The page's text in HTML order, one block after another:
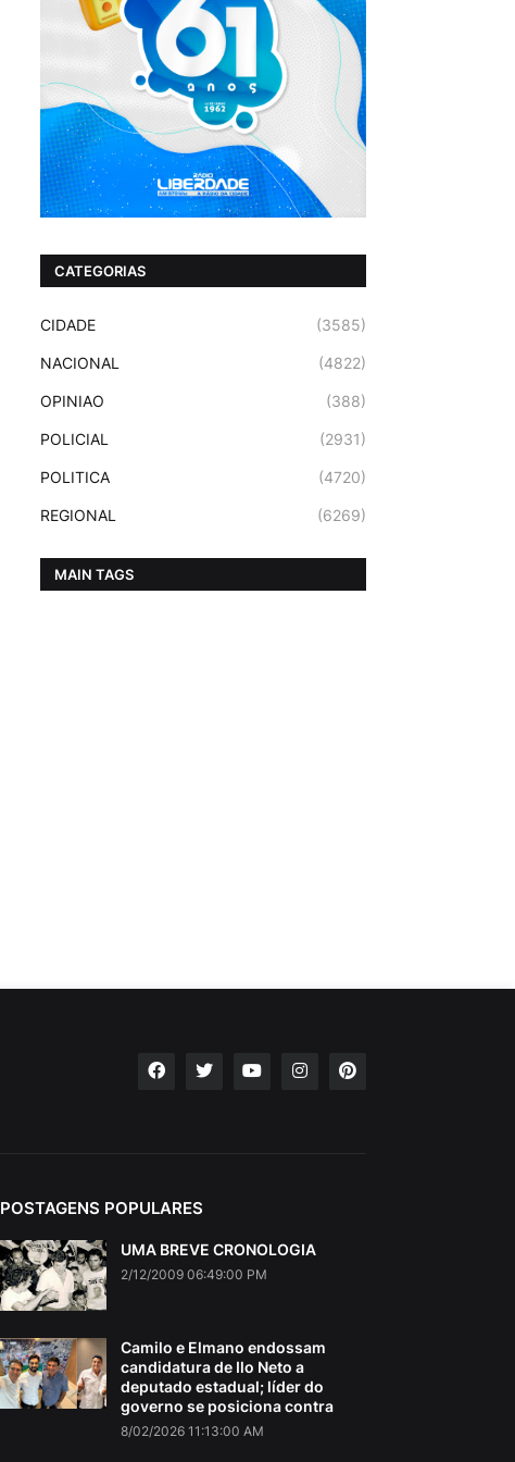
CATEGORIAS
CIDADE (3585)
NACIONAL (4822)
OPINIAO (388)
POLICIAL (2931)
POLITICA (4720)
REGIONAL (6269)
MAIN TAGS
POSTAGENS POPULARES
UMA BREVE CRONOLOGIA
2/12/2009 06:49:00 PM
Camilo e Elmano endossam
candidatura de Ilo Neto a
deputado estadual; líder do
governo se posiciona contra
8/02/2026 11:13:00 AM